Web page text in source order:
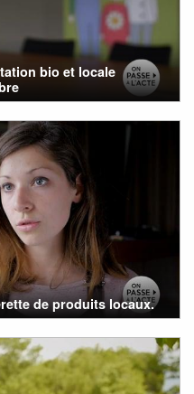
bio et locale
de produits locaux.